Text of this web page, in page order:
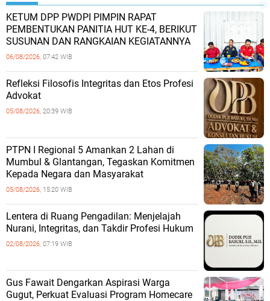
KETUM DPP PWDPI PIMPIN RAPAT
PEMBENTUKAN PANITIA HUT KE-4, BERIKUT
SUSUNAN DAN RANGKAIAN KEGIATANNYA
06/08/2026, 07:42 WIB
Refleksi Filosofis Integritas dan Etos Profesi
Advokat
05/08/2026, 20:39 WIB
PTPN I Regional 5 Amankan 2 Lahan di
Mumbul & Glantangan, Tegaskan Komitmen
Kepada Negara dan Masyarakat
05/08/2026, 15:20 WIB
​Lentera di Ruang Pengadilan: Menjelajah
Nurani, Integritas, dan Takdir Profesi Hukum
02/08/2026, 07:19 WIB
‎Gus Fawait Dengarkan Aspirasi Warga
Gugut, Perkuat Evaluasi Program Homecare ‎